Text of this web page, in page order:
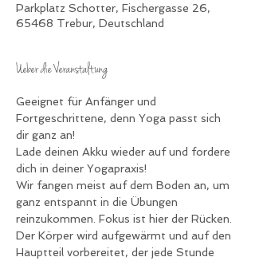
Parkplatz Schotter, Fischergasse 26,
65468 Trebur, Deutschland
Ueber die Veranstaltung
Geeignet für Anfänger und
Fortgeschrittene, denn Yoga passt sich
dir ganz an!
Lade deinen Akku wieder auf und fordere
dich in deiner Yogapraxis!
Wir fangen meist auf dem Boden an, um
ganz entspannt in die Übungen
reinzukommen. Fokus ist hier der Rücken.
Der Körper wird aufgewärmt und auf den
Hauptteil vorbereitet, der jede Stunde